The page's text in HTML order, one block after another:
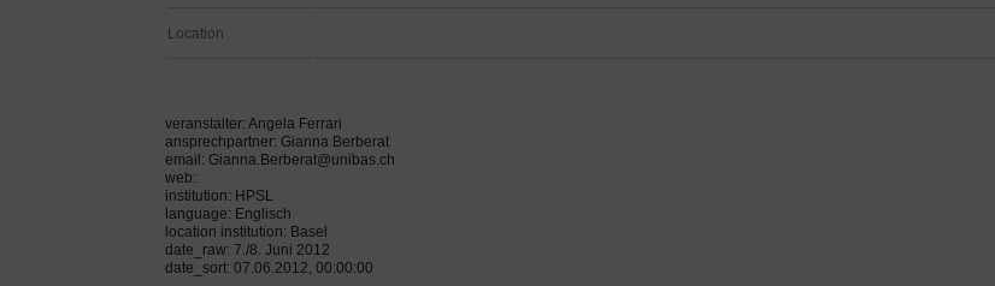
Location
veranstalter: Angela Ferrari
ansprechpartner: Gianna Berberat
email: Gianna.Berberat@unibas.ch
web:
institution: HPSL
language: Englisch
location institution: Basel
date_raw: 7./8. Juni 2012
date_sort: 07.06.2012, 00:00:00